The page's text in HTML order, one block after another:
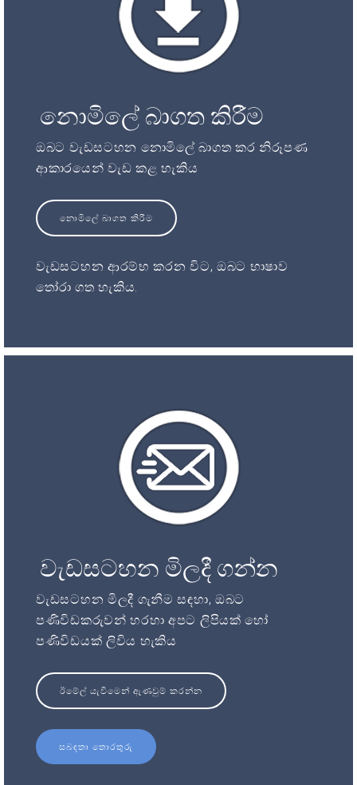
නොමිලේ බාගත කිරීම
ඔබට වැඩසටහන නොමිලේ බාගත කර නිරූපණ
ආකාරයෙන් වැඩ කළ හැකිය
නොමිලේ බාගත කිරීම
වැඩසටහන ආරම්භ කරන විට, ඔබට භාෂාව
තෝරා ගත හැකිය.
වැඩසටහන මිලදී ගන්න
වැඩසටහන මිලදී ගැනීම සඳහා, ඔබට
පණිවිඩකරුවන් හරහා අපට ලිපියක් හෝ
පණිවිඩයක් ලිවිය හැකිය
ඊමේල් යැවීමෙන් ඇණවුම් කරන්න
සබඳතා තොරතුරු